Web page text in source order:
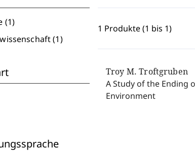
(1)
(1)
1 Produkte (1 bis 1)
Troy M. Troftgruben
A Study of the Ending
Environment